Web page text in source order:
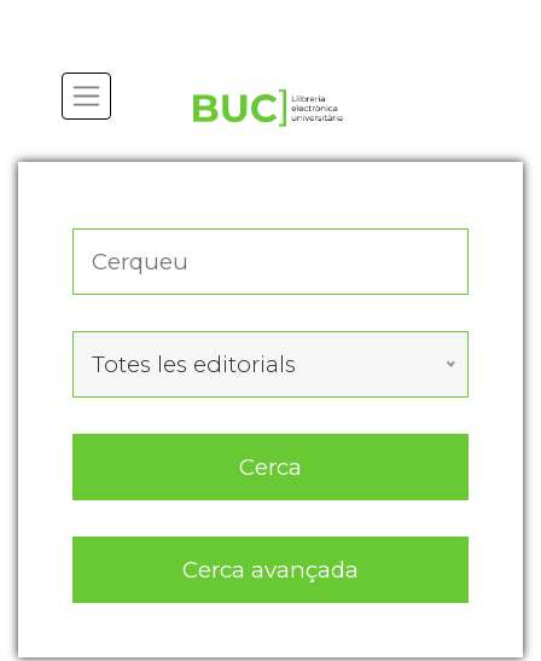
Totes les editorials
Cerca
Cerca avançada